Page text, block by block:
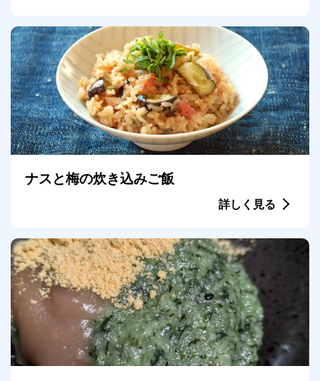
ナスと梅の炊き込みご飯
詳しく見る